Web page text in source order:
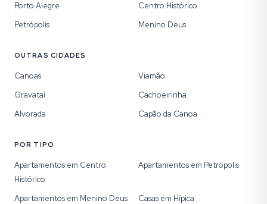
Porto Alegre
Centro Histórico
Petrópolis
Menino Deus
OUTRAS CIDADES
Canoas
Viamão
Gravataí
Cachoeirinha
Alvorada
Capão da Canoa
POR TIPO
Apartamentos em Centro
Histórico
Apartamentos em Petrópolis
Apartamentos em Menino Deus
Casas em Hípica